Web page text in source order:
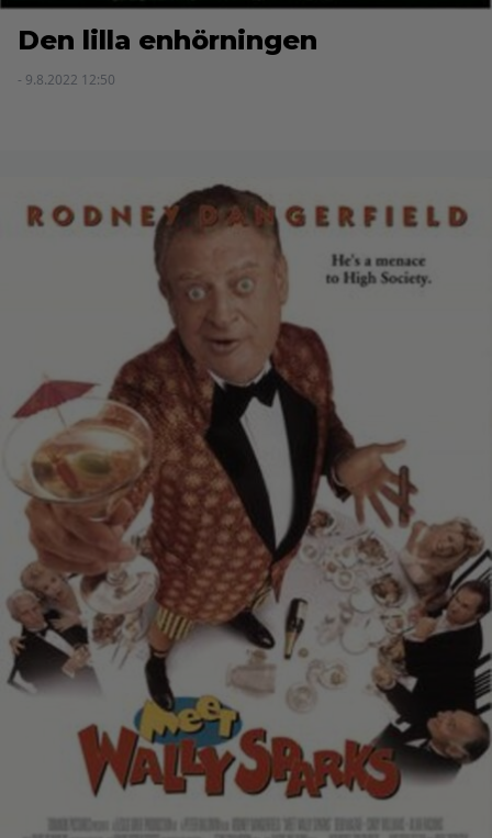
Den lilla enhörningen
- 9.8.2022 12:50